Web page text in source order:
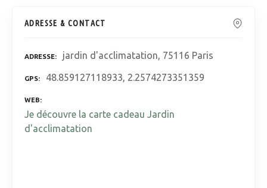
ADRESSE & CONTACT
ADRESSE jardin d'acclimatation, 75116 Paris
GPS 48.859127118933, 2.2574273351359
WEB
Je découvre la carte cadeau Jardin
d'acclimatation